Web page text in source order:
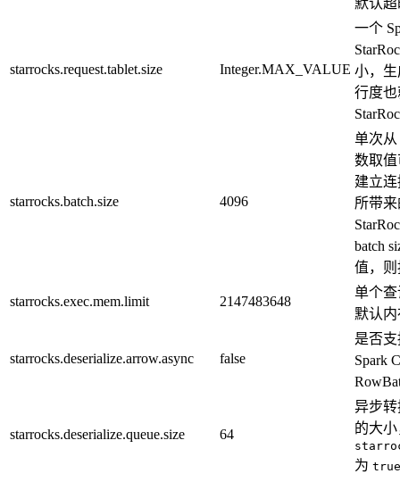
默认
starrocks.request.tablet.size Integer.MAX_VALUE
一个
小，生
行度
starrocks.batch.size 4096
单次
数取值
建立
所带
batch
值，则
starrocks.exec.mem.limit 2147483648
单个
默认
starrocks.deserialize.arrow.async false
是否
Spark
starrocks.deserialize.queue.size 64
异步
的大
为 true